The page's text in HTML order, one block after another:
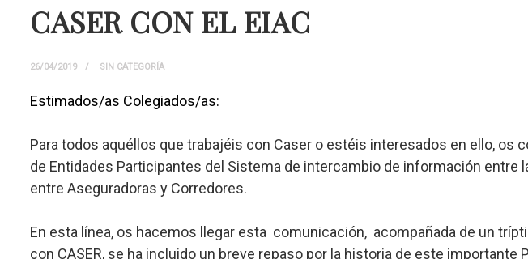
CASER CON EL EIAC
26/04/2019 SIN CATEGORÍA
Estimados/as Colegiados/as:
Para todos aquéllos que trabajéis con Caser o estéis interesados en ello,
de Entidades Participantes del Sistema de intercambio de información entre
entre Aseguradoras y Corredores.
En esta línea, os hacemos llegar esta comunicación, acompañada de un
con CASER, se ha incluido un breve repaso por la historia de este